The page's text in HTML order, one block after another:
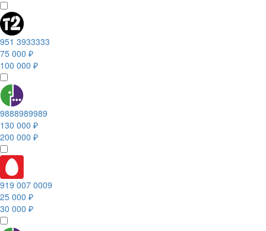
951 3933333
75 000 ₽
100 000 ₽
9888989989
130 000 ₽
200 000 ₽
919 007 0009
25 000 ₽
30 000 ₽